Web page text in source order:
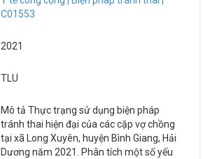
C01553
2021
TLU
Mô tả Thực trạng sử dụng biện pháp
tránh thai hiện đại của các cặp vợ chồng
tại xã Long Xuyên, huyện Bình Giang, Hải
Dương năm 2021. Phân tích một số yếu